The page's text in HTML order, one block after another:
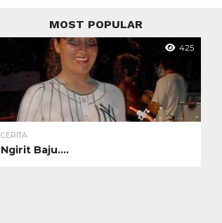
MOST POPULAR
425
CERITA
Ngirit Baju….